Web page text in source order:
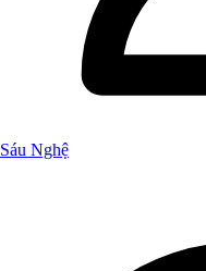
Sáu Nghệ